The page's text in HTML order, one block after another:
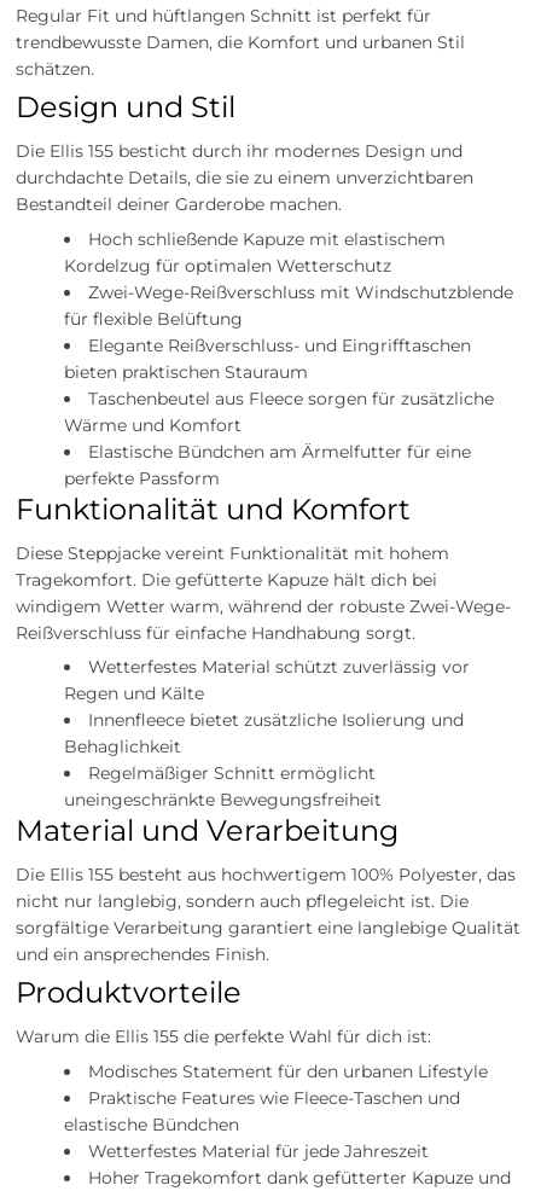
Regular Fit und hüftlangen Schnitt ist perfekt für
trendbewusste Damen, die Komfort und urbanen Stil
schätzen.
Design und Stil
Die Ellis 155 besticht durch ihr modernes Design und
durchdachte Details, die sie zu einem unverzichtbaren
Bestandteil deiner Garderobe machen.
Hoch schließende Kapuze mit elastischem
Kordelzug für optimalen Wetterschutz
Zwei-Wege-Reißverschluss mit Windschutzblende
für flexible Belüftung
Elegante Reißverschluss- und Eingrifftaschen
bieten praktischen Stauraum
Taschenbeutel aus Fleece sorgen für zusätzliche
Wärme und Komfort
Elastische Bündchen am Ärmelfutter für eine
perfekte Passform
Funktionalität und Komfort
Diese Steppjacke vereint Funktionalität mit hohem
Tragekomfort. Die gefütterte Kapuze hält dich bei
windigem Wetter warm, während der robuste Zwei-Wege-
Reißverschluss für einfache Handhabung sorgt.
Wetterfestes Material schützt zuverlässig vor
Regen und Kälte
Innenfleece bietet zusätzliche Isolierung und
Behaglichkeit
Regelmäßiger Schnitt ermöglicht
uneingeschränkte Bewegungsfreiheit
Material und Verarbeitung
Die Ellis 155 besteht aus hochwertigem 100% Polyester, das
nicht nur langlebig, sondern auch pflegeleicht ist. Die
sorgfältige Verarbeitung garantiert eine langlebige Qualität
und ein ansprechendes Finish.
Produktvorteile
Warum die Ellis 155 die perfekte Wahl für dich ist:
Modisches Statement für den urbanen Lifestyle
Praktische Features wie Fleece-Taschen und
elastische Bündchen
Wetterfestes Material für jede Jahreszeit
Hoher Tragekomfort dank gefütterter Kapuze und